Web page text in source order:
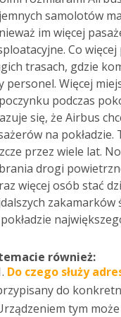
samolotów
im więcej
Co
trasach, gdzie
personel. Więcej
podczas
się, że Airbus
na pokładzie.
przez wiele lat.
drogi
więcej osób stać
zakamarków
również:
Do czego służy
do
tym